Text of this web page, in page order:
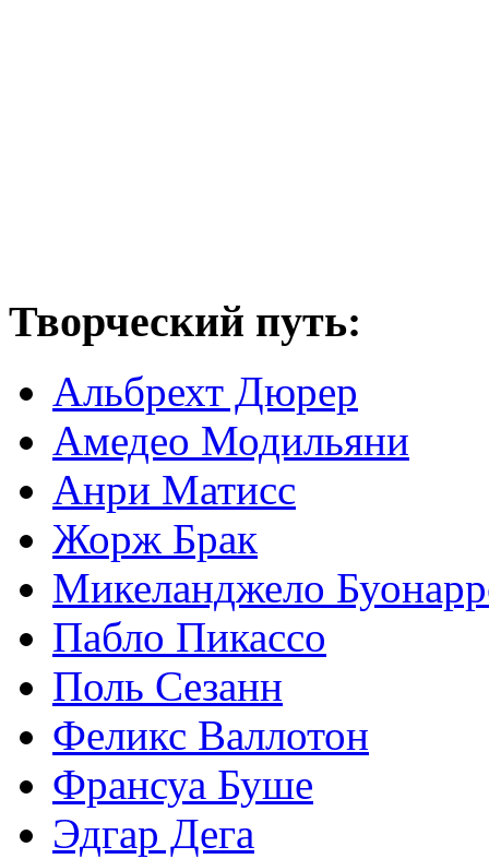
Творческий путь:
Альбрехт Дюрер
Амедео Модильяни
Анри Матисс
Жорж Брак
Микеланджело
Пабло Пикассо
Поль Сезанн
Феликс Валлотон
Франсуа Буше
Эдгар Дега